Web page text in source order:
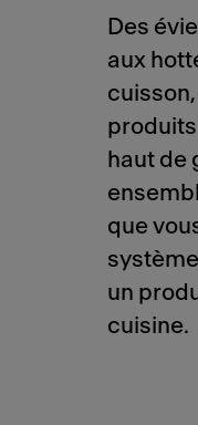
Des
aux
haut de
que
un
cuisine.